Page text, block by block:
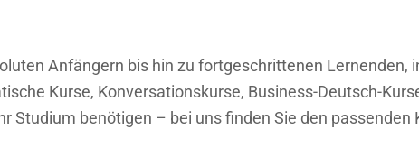
Anfängern bis hin zu fortgeschrittenen Lernenden,
Kurse, Konversationskurse, Business-Deutsch-
Studium benötigen – bei uns finden Sie den passenden